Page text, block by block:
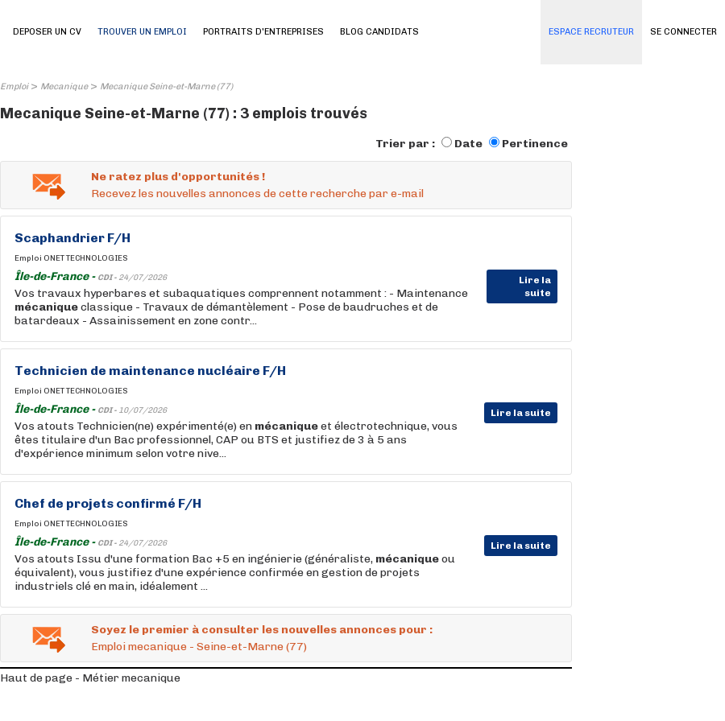
SE CONNECTER
DEPOSER UN CV TROUVER UN EMPLOI PORTRAITS D'ENTREPRISES BLOG CANDIDATS ESPACE RECRUTEUR
Emploi> Mecanique> Mecanique Seine-et-Marne (77)
Mecanique Seine-et-Marne (77) : 3 emplois trouvés
Trier par : Date Pertinence
Ne ratez plus d'opportunités !
Recevez les nouvelles annonces de cette recherche par e-mail
Scaphandrier F/H
Emploi ONET TECHNOLOGIES
Île-de-France - CDI - 24/07/2026
Lire la
suite
Vos travaux hyperbares et subaquatiques comprennent notamment : - Maintenance
mécaniqueclassique - Travaux de démantèlement - Pose de baudruches et de
batardeaux - Assainissement en zone contr...
Technicien de maintenance nucléaire F/H
Emploi ONET TECHNOLOGIES
Île-de-France - CDI - 10/07/2026 Lire la suite
Vos atouts Technicien(ne) expérimenté(e) en mécaniqueet électrotechnique, vous
êtes titulaire d'un Bac professionnel, CAP ou BTS et justifiez de 3 à 5 ans
d'expérience minimum selon votre nive...
Chef de projets confirmé F/H
Emploi ONET TECHNOLOGIES
Île-de-France - CDI - 24/07/2026 Lire la suite
Vos atouts Issu d'une formation Bac +5 en ingénierie (généraliste, mécaniqueou
équivalent), vous justifiez d'une expérience confirmée en gestion de projets
industriels clé en main, idéalement ...
Soyez le premier à consulter les nouvelles annonces pour :
Emploi mecanique - Seine-et-Marne (77)
Haut de page - Métier mecanique